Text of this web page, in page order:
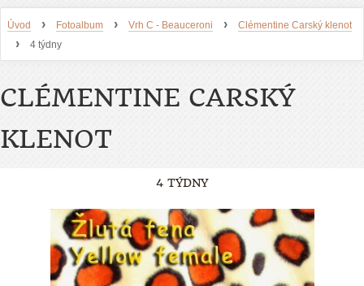
Úvod › Fotoalbum › Vrh C - Beauceroni › Clémentine Carský klenot
› 4 týdny
CLÉMENTINE CARSKÝ
KLENOT
4 TÝDNY